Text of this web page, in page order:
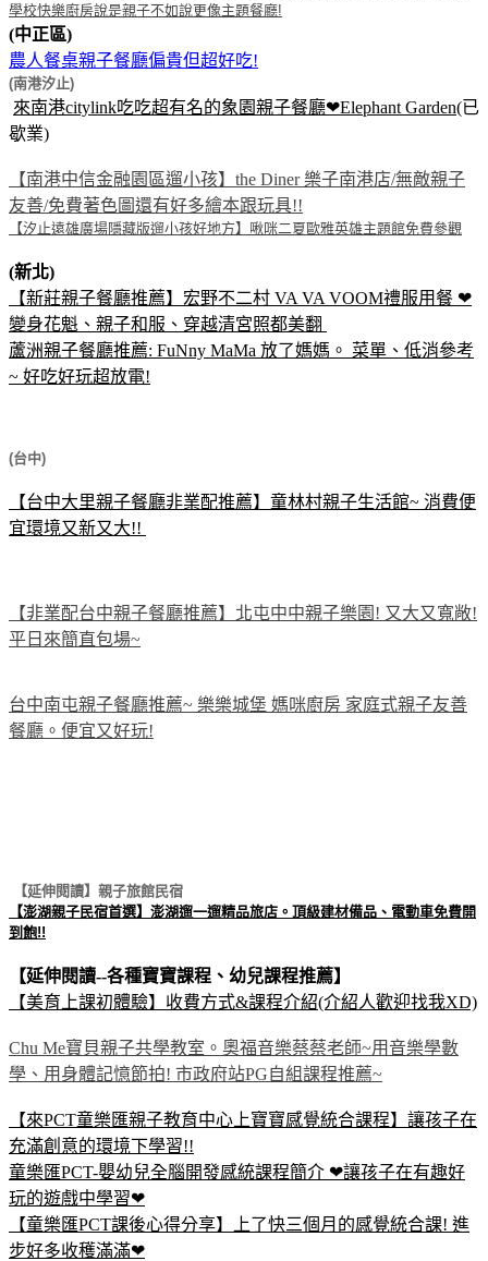
學校快樂廚房說是親子不如說更像主題餐廳!
(中正區)
農人餐桌親子餐廳偏貴但超好吃!
(南港汐止)
來南港citylink吃吃超有名的象園親子餐廳❤Elephant Garden(已
歇業)
【南港中信金融園區遛小孩】the Diner 樂子南港店/無敵親子
友善/免費著色圖還有好多繪本跟玩具!!
【汐止遠雄廣場隱藏版遛小孩好地方】啾咪二夏歐雅英雄主題館免費參觀
(新北)
【新莊親子餐廳推薦】宏野不二村 VA VA VOOM禮服用餐 ❤
變身花魁、親子和服、穿越清宮照都美翻
蘆洲親子餐廳推薦: FuNny MaMa 放了媽媽。 菜單、低消參考
~ 好吃好玩超放電!
(台中)
【台中大里親子餐廳非業配推薦】童林村親子生活館~ 消費便
宜環境又新又大!!
【非業配台中親子餐廳推薦】北屯中中親子樂園! 又大又寬敞!
平日來簡直包場~
台中南屯親子餐廳推薦~ 樂樂城堡 媽咪廚房 家庭式親子友善
餐廳。便宜又好玩!
【延伸閱讀】親子旅館民宿
【澎湖親子民宿首選】澎湖遛一遛精品旅店。頂級建材備品、電動車免費開
到飽!!
【延伸閱讀--各種寶寶課程、幼兒課程推薦】
【美育上課初體驗】收費方式&課程介紹(介紹人歡迎找我XD)
Chu Me寶貝親子共學教室。奧福音樂蔡蔡老師~用音樂學數
學、用身體記憶節拍! 市政府站PG自組課程推薦~
【來PCT童樂匯親子教育中心上寶寶感覺統合課程】讓孩子在
充滿創意的環境下學習!!
童樂匯PCT-嬰幼兒全腦開發感統課程簡介 ❤讓孩子在有趣好
玩的遊戲中學習❤
【童樂匯PCT課後心得分享】上了快三個月的感覺統合課! 進
步好多收穫滿滿❤